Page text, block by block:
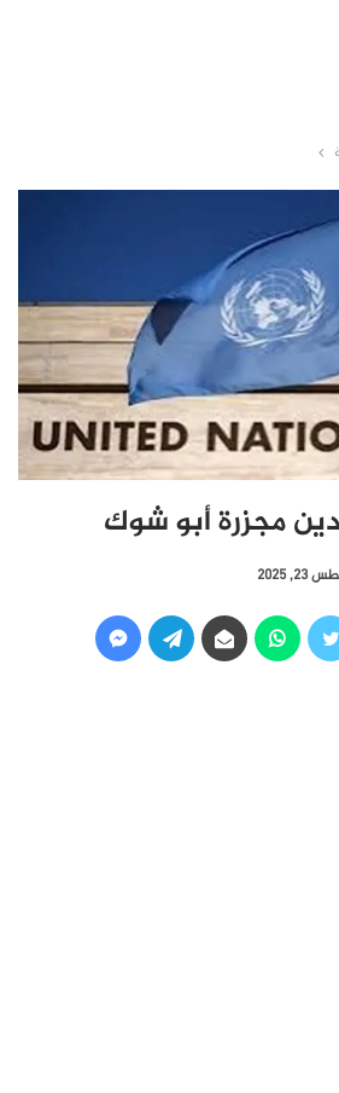
مجزرة أبو شوك
2025